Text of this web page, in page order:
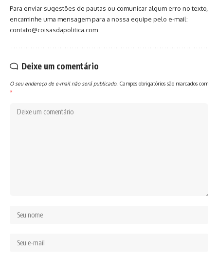
Para enviar sugestões de pautas ou comunicar algum erro no texto,
encaminhe uma mensagem para a nossa equipe pelo e-mail:
contato@coisasdapolitica.com
Deixe um comentário
O seu endereço de e-mail não será publicado. Campos obrigatórios são marcados com
*